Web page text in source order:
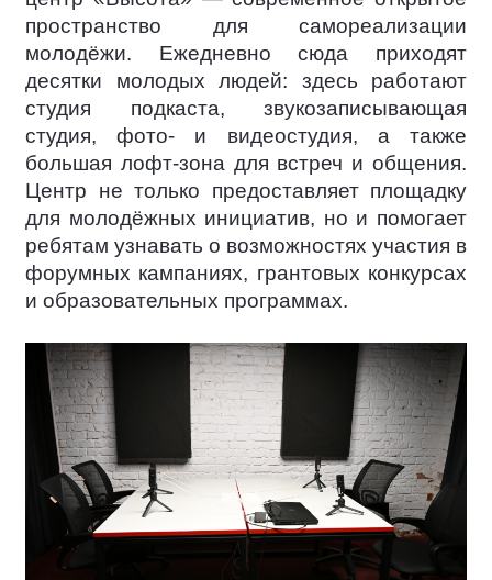
пространство для самореализации
молодёжи. Ежедневно сюда приходят
десятки молодых людей: здесь работают
студия подкаста, звукозаписывающая
студия, фото- и видеостудия, а также
большая лофт-зона для встреч и общения.
Центр не только предоставляет площадку
для молодёжных инициатив, но и помогает
ребятам узнавать о возможностях участия в
форумных кампаниях, грантовых конкурсах
и образовательных программах.